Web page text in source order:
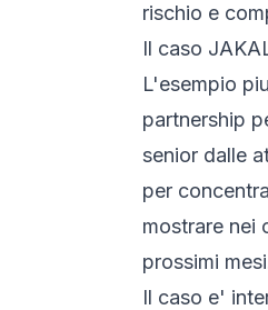
rischio e
Il caso
L'esempio
partnership
senior dalle
per
mostrare nei
prossimi
Il caso e'